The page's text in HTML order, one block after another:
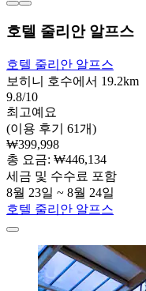
호텔 줄리안 알프스
호텔 줄리안 알프스
보히니 호수에서 19.2km
9.8/10
최고예요
(이용 후기 61개)
₩399,998
총 요금: ₩446,134
세금 및 수수료 포함
8월 23일 ~ 8월 24일
호텔 줄리안 알프스